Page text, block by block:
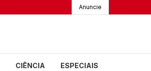
Anuncie
CIÊNCIA ESPECIAIS